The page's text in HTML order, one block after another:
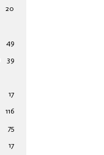
20
49
39
17
116
75
17